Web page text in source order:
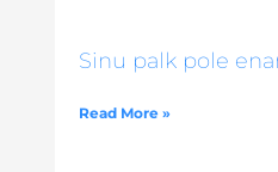
Sinu palk pole
Read More »